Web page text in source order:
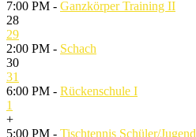
7:00 PM - Ganzkörper Training II
28
29
2:00 PM - Schach
30
31
6:00 PM - Rückenschule I
1
+
5:00 PM - Tischtennis Schüler/Jugend